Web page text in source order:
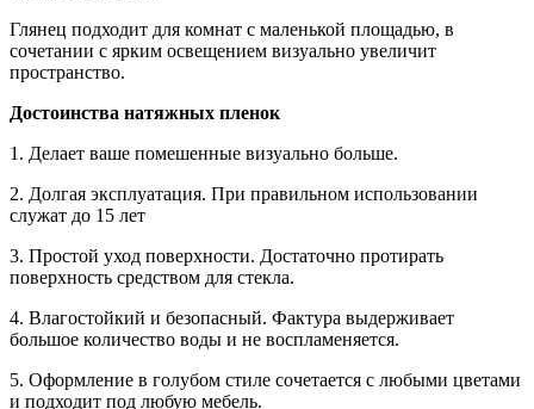
Глянец подходит для комнат с маленькой площадью, в
сочетании с ярким освещением визуально увеличит
пространство.
Достоинства натяжных пленок
1. Делает ваше помешенные визуально больше.
2. Долгая эксплуатация. При правильном использовании
служат до 15 лет
3. Простой уход поверхности. Достаточно протирать
поверхность средством для стекла.
4. Влагостойкий и безопасный. Фактура выдерживает
большое количество воды и не воспламеняется.
5. Оформление в голубом стиле сочетается с любыми цветами
и подходит под любую мебель.